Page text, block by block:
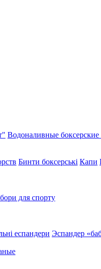
Водоналивные
Бинти боксерські Капи
для спорту
еспандери Эспандер